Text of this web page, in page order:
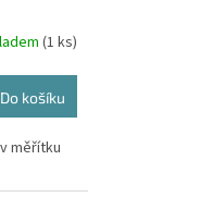
(1 ks)
Do košíku
měřítku